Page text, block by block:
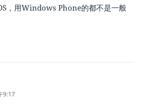
，用Windows Phone的都不是一般
9:17